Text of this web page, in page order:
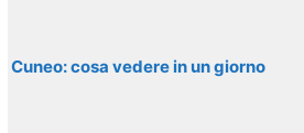
Cuneo: cosa vedere in un giorno